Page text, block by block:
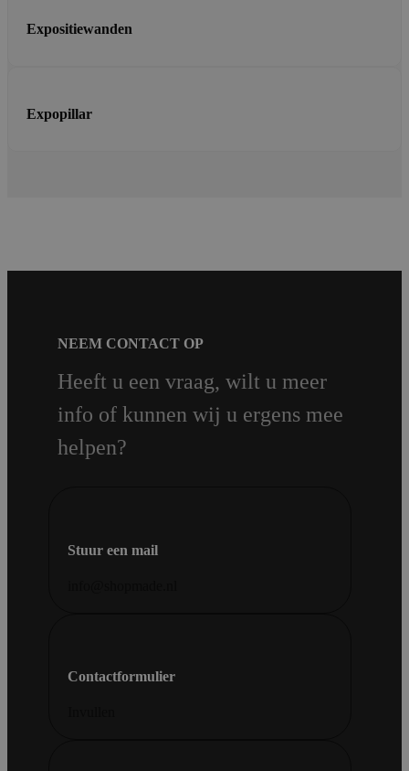
Expositiewanden
Expopillar
NEEM CONTACT OP
Heeft u een vraag, wilt u meer
info of kunnen wij u ergens mee
helpen?
Stuur een mail
Contactformulier